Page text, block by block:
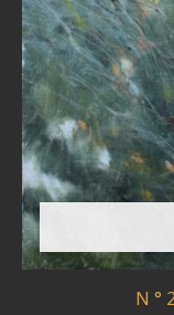
N °